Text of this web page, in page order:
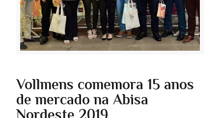
Vollmens comemora 15 anos
de mercado na Abisa